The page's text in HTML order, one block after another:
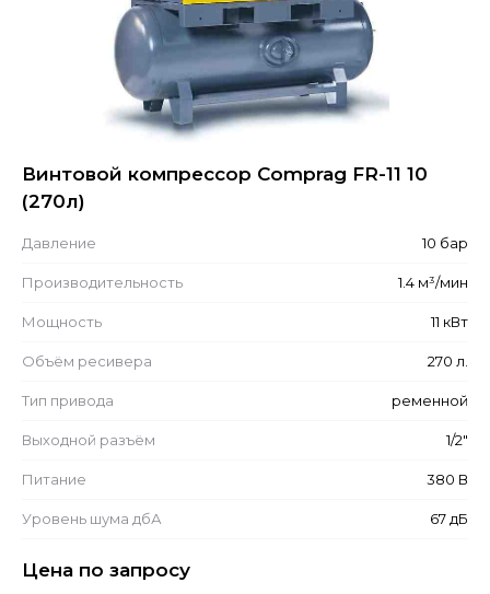
Винтовой компрессор Comprag FR-11 10
(270л)
Давление 10 бар
Производительность 1.4 м³/мин
Мощность 11 кВт
Объём ресивера 270 л.
Тип привода ременной
Выходной разъём 1/2"
Питание 380 В
Уровень шума дбА 67 дБ
Цена по запросу